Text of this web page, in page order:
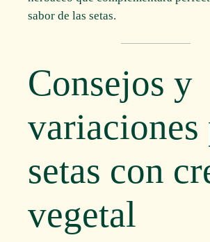
sabor de las setas.
Consejos y
variaciones
setas con
vegetal